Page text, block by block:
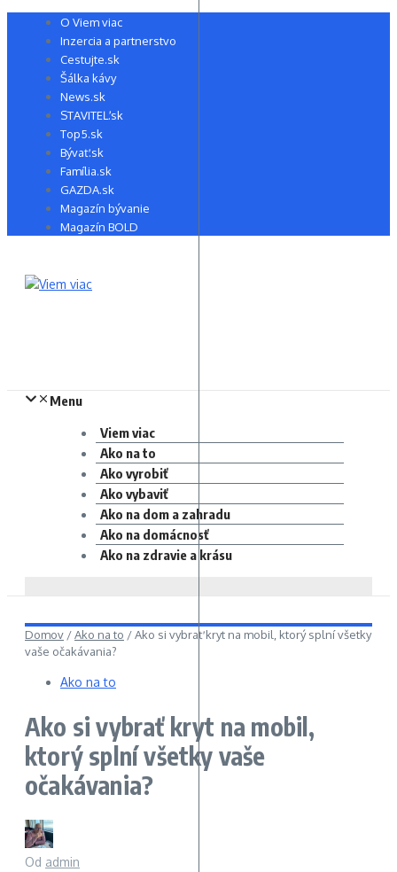
Preskočiť O Viem viac
Inzercia a partnerstvo
Cestujte.sk
Šálka kávy
News.sk
STAVITEĽ.sk
Top5.sk
Bývať.sk
Família.sk
GAZDA.sk
Magazín bývanie
Magazín BOLD
Menu
Viem viac
Ako na to
Ako vyrobiť
Ako vybaviť
Ako na dom a zahradu
Ako na domácnosť
Ako na zdravie a krásu
Domov /Ako na to /Ako si vybrať kryt na mobil, ktorý splní všetky
vaše očakávania?
Ako na to
Ako si vybrať kryt na mobil,
ktorý splní všetky vaše
očakávania?
Od admin